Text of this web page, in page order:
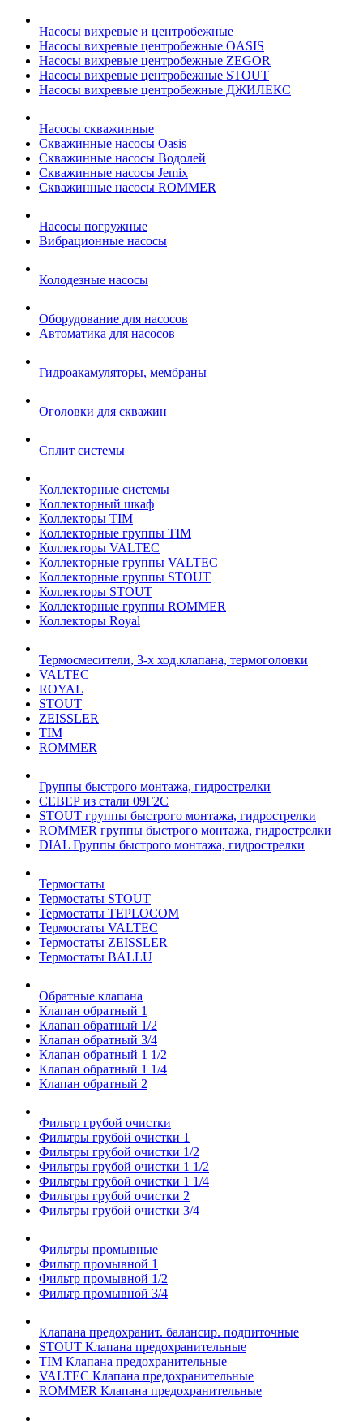
Насосы вихревые и центробежные
Насосы вихревые центробежные OASIS
Насосы вихревые центробежные ZEGOR
Насосы вихревые центробежные STOUT
Насосы вихревые центробежные ДЖИЛЕКС
Насосы скважинные
Скважинные насосы Oasis
Скважинные насосы Водолей
Скважинные насосы Jemix
Cкважинные насосы ROMMER
Насосы погружные
Вибрационные насосы
Колодезные насосы
Оборудование для насосов
Автоматика для насосов
Гидроакамуляторы, мембраны
Оголовки для скважин
Сплит системы
Коллекторные системы
Коллекторный шкаф
Коллекторы TIM
Коллекторные группы TIM
Коллекторы VALTEC
Коллекторные группы VALTEC
Коллекторные группы STOUT
Коллекторы STOUT
Коллекторные группы ROMMER
Коллекторы Royal
Термосмесители, 3-х ход.клапана, термоголовки
VALTEC
ROYAL
STOUT
ZEISSLER
TIM
ROMMER
Группы быстрого монтажа, гидрострелки
СЕВЕР из стали 09Г2С
STOUT группы быстрого монтажа, гидрострелки
ROMMER группы быстрого монтажа, гидрострелки
DIAL Группы быстрого монтажа, гидрострелки
Термостаты
Термостаты STOUT
Термостаты TEPLOCOM
Термостаты VALTEC
Термостаты ZEISSLER
Термостаты BALLU
Обратные клапана
Клапан обратный 1
Клапан обратный 1/2
Клапан обратный 3/4
Клапан обратный 1 1/2
Клапан обратный 1 1/4
Клапан обратный 2
Фильтр грубой очистки
Фильтры грубой очистки 1
Фильтры грубой очистки 1/2
Фильтры грубой очистки 1 1/2
Фильтры грубой очистки 1 1/4
Фильтры грубой очистки 2
Фильтры грубой очистки 3/4
Фильтры промывные
Фильтр промывной 1
Фильтр промывной 1/2
Фильтр промывной 3/4
Клапана предохранит. балансир. подпиточные
STOUT Клапана предохранительные
TIM Клапана предохранительные
VALTEC Клапана предохранительные
ROMMER Клапана предохранительные